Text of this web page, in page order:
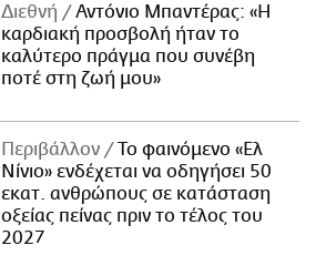
Διεθνή
Αντόνιο Μπαντέρας: «Η
καρδιακή προσβολή ήταν το
καλύτερο πράγμα που συνέβη
ποτέ στη ζωή μου»
Περιβάλλον
Το φαινόμενο «Ελ
Νίνιο» ενδέχεται να οδηγήσει 50
εκατ. ανθρώπους σε κατάσταση
οξείας πείνας πριν το τέλος του
2027